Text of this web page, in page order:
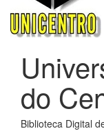
do
Biblioteca Digital